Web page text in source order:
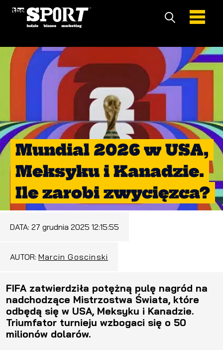
Mundial 2026 w USA,
Meksyku i Kanadzie.
Ile zarobi zwycięzca?
DATA: 27 grudnia 2025 12:15:55
AUTOR: Marcin Goscinski
FIFA zatwierdziła potężną pulę nagród na
nadchodzące Mistrzostwa Świata, które
odbędą się w USA, Meksyku i Kanadzie.
Triumfator turnieju wzbogaci się o 50
milionów dolarów.